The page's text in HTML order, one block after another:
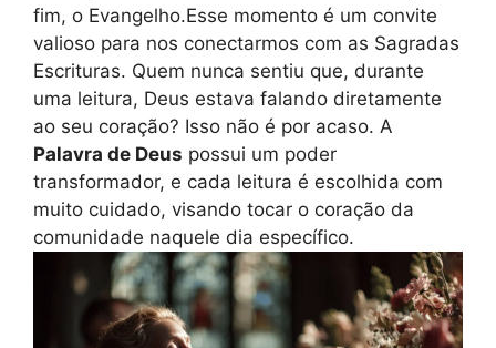
fim, o Evangelho.Esse momento é um convite
valioso para nos conectarmos com as Sagradas
Escrituras. Quem nunca sentiu que, durante
uma leitura, Deus estava falando diretamente
ao seu coração? Isso não é por acaso. A
Palavra de Deus possui um poder
transformador, e cada leitura é escolhida com
muito cuidado, visando tocar o coração da
comunidade naquele dia específico.